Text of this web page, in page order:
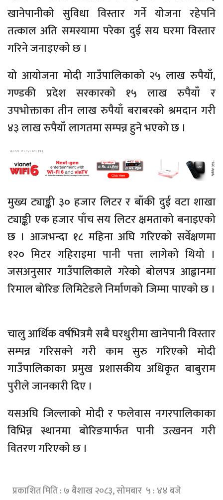
खानेपानीको सुविधा विस्तार गर्ने योजना रहेपनि
तत्काल अति समस्यामा परेका दुई सय घरमा विस्तार
गरिने जनाइएको छ ।
यो आयोजना मोदी गाउँपालिकाको २५ लाख रुपैयाँ,
गण्डकी प्रदेश सरकारको १५ लाख रुपैयाँ र
उपभोक्ताका तीन लाख रुपैयाँ बराबरको श्रमदान गरी
४३ लाख रुपैयाँ लागतमा सम्पन्न हुने भएको छ ।
मुख्य ट्याङ्की ३० हजार लिटर र बाँकी दुई वटा शाखा
ट्याङ्की एक हजार पाँच सय लिटर क्षमताको बनाइएको
छ । आजभन्दा १८ महिना अघि गरिएको सर्वेक्षणमा
१२० मिटर गहिराइमा पानी पत्ता लागेको थियो ।
जसअनुसार गाउँपालिकाले गरेको बोलपत्र आह्वानमा
रिमाल बोरिङ लिमिटेडले निर्माणको जिम्मा पाएको छ ।
चालु आर्थिक वर्षभित्रमै सबै घरधुरीमा खानेपानी विस्तार
सम्पन्न गरिसक्ने गरी काम सुरु गरिएको मोदी
गाउँपालिकाका प्रमुख प्रशासकीय अधिकृत बाबुराम
पुरीले जानकारी दिए ।
यसअघि जिल्लाको मोदी र फलेवास नगरपालिकाका
विभिन्न स्थानमा बोरिङमार्फत पानी उत्खनन गरी
वितरण गरिएको छ ।
प्रकाशित मिति : ७ बैशाख २०८३, सोमबार ५ : ४४ बजे